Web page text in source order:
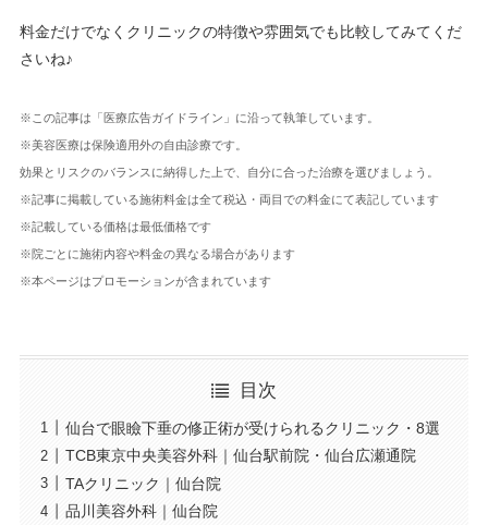
料金だけでなくクリニックの特徴や雰囲気でも比較してみてくだ
さいね♪
※この記事は「医療広告ガイドライン」に沿って執筆しています。
※美容医療は保険適用外の自由診療です。
効果とリスクのバランスに納得した上で、自分に合った治療を選びましょう。
※記事に掲載している施術料金は全て税込・両目での料金にて表記しています
※記載している価格は最低価格です
※院ごとに施術内容や料金の異なる場合があります
※本ページはプロモーションが含まれています
目次
仙台で眼瞼下垂の修正術が受けられるクリニック・8選
TCB東京中央美容外科｜仙台駅前院・仙台広瀬通院
TAクリニック｜仙台院
品川美容外科｜仙台院